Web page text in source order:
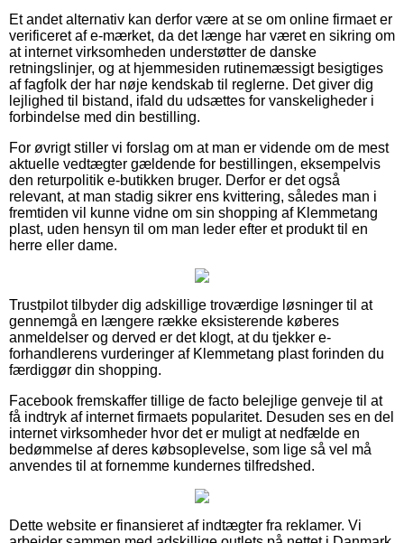
Et andet alternativ kan derfor være at se om online firmaet er
verificeret af e-mærket, da det længe har været en sikring om
at internet virksomheden understøtter de danske
retningslinjer, og at hjemmesiden rutinemæssigt besigtiges
af fagfolk der har nøje kendskab til reglerne. Det giver dig
lejlighed til bistand, ifald du udsættes for vanskeligheder i
forbindelse med din bestilling.
For øvrigt stiller vi forslag om at man er vidende om de mest
aktuelle vedtægter gældende for bestillingen, eksempelvis
den returpolitik e-butikken bruger. Derfor er det også
relevant, at man stadig sikrer ens kvittering, således man i
fremtiden vil kunne vidne om sin shopping af Klemmetang
plast, uden hensyn til om man leder efter et produkt til en
herre eller dame.
Trustpilot tilbyder dig adskillige troværdige løsninger til at
gennemgå en længere række eksisterende køberes
anmeldelser og derved er det klogt, at du tjekker e-
forhandlerens vurderinger af Klemmetang plast forinden du
færdiggør din shopping.
Facebook fremskaffer tillige de facto belejlige genveje til at
få indtryk af internet firmaets popularitet. Desuden ses en del
internet virksomheder hvor det er muligt at nedfælde en
bedømmelse af deres købsoplevelse, som lige så vel må
anvendes til at fornemme kundernes tilfredshed.
Dette website er finansieret af indtægter fra reklamer. Vi